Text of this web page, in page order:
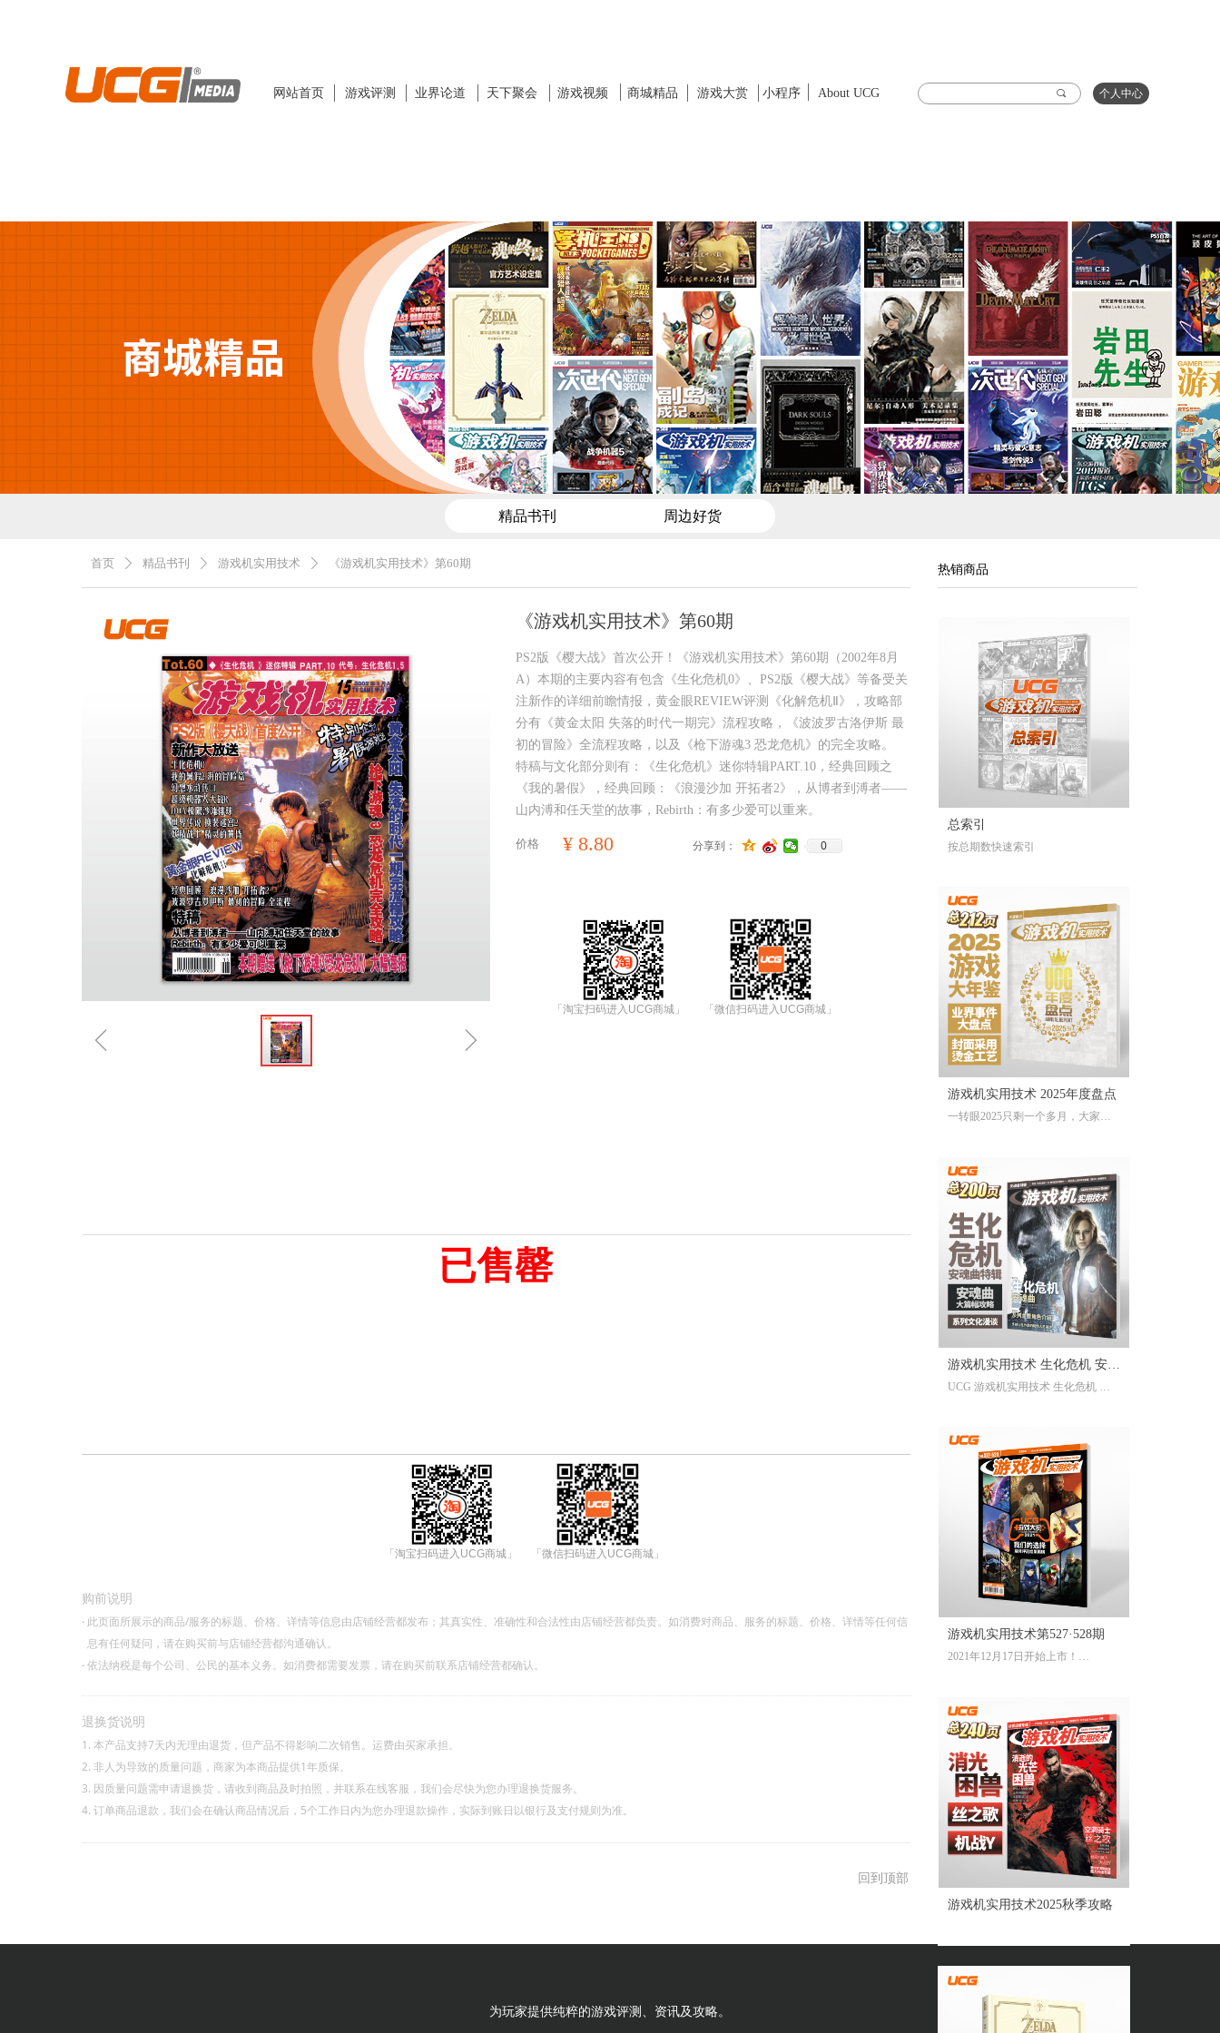
끠
网站首页 商城精品 游戏大赏
业界论道
游戏评测 天下聚会 游戏视频 小程序 About UCG 个人中心
首页 ꄲ 精品书刊 ꄲ 游戏机实用技术 ꄲ 《游戏机实用技术》第60期
ꁆ ꁇ
《游戏机实用技术》第60期
已售罄
价格 ¥ 8.80 分享到： 0
回到顶部
热销商品
「微信扫码进入UCG商城」
「淘宝扫码进入UCG商城」
PS2版《樱大战》首次公开！《游戏机实用技术》第60期（2002年8月
A）本期的主要内容有包含《生化危机0》、PS2版《樱大战》等备受关
注新作的详细前瞻情报，黄金眼REVIEW评测《化解危机Ⅱ》，攻略部
分有《黄金太阳 失落的时代一期完》流程攻略，《波波罗古洛伊斯 最
初的冒险》全流程攻略，以及《枪下游魂3 恐龙危机》的完全攻略。
特稿与文化部分则有：《生化危机》迷你特辑PART.10，经典回顾之
《我的暑假》，经典回顾：《浪漫沙加 开拓者2》，从博者到溥者——
山内溥和任天堂的故事，Rebirth：有多少爱可以重来。
购前说明
· 此页面所展示的商品/服务的标题、价格、详情等信息由店铺经营都发布；其真实性、准确性和合法性由店铺经营都负责。如消费对商品、服务的标题、价格、详情等任何信
息有任何疑问，请在购买前与店铺经营都沟通确认。
·依法纳税是每个公司、公民的基本义务。如消费都需要发票，请在购买前联系店铺经营都确认。
退换货说明
1. 本产品支持7天内无理由退货，但产品不得影响二次销售。运费由买家承担。
2. 非人为导致的质量问题，商家为本商品提供1年质保。
3. 因质量问题需申请退换货，请收到商品及时拍照，并联系在线客服，我们会尽快为您办理退换货服务。
4. 订单商品退款，我们会在确认商品情况后，5个工作日内为您办理退款操作，实际到账日以银行及支付规则为准。
精品书刊 周边好货
总索引
按总期数快速索引
游戏机实用技术 2025年度盘点
一转眼2025只剩一个多月，大家对
前一亮的独立游戏、令人印象深刻
的游戏大事？不记得也不要紧，
《游戏机实用技术 2025年度盘点》
已经帮你全部整合完毕。2025年度
的游戏资讯，看这一本就足够。
继承自UCG每年的年度特辑及合
刊，我们最经典的游戏大年鉴、游
戏大盘点栏目依然在线；年年有今
日岁岁有今朝，UCG小编们心目中
以聚众锐评环节，想要来围观吐槽
的朋友们也请绝对不要放过。此
多打赢复活赛的攻略栏目“实用至上
主义”——最全面的游戏盘点，最详
尽的年鉴资料，更有小而美周边随
限定版档位一起赠送，收藏价值妥
游戏机实用技术 生化危机 安魂
曲特辑
UCG 游戏机实用技术 生化危机 安
游戏机实用技术第527·528期
2021年12月17日开始上市！
游戏机实用技术2025秋季攻略
「微信扫码进入UCG商城」
「淘宝扫码进入UCG商城」
为玩家提供纯粹的游戏评测、资讯及攻略。